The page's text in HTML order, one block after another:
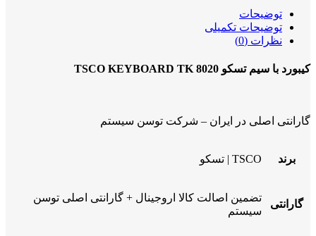
توضیحات
توضیحات تکمیلی
نظرات (0)
کیبورد با سیم تسکو TSCO KEYBOARD TK 8020
گارانتی اصلی در ایران – شرکت توسن سیستم
برند TSCO | تسکو
گارانتی
تضمین اصالت کالا اروجینال + گارانتی اصلی توسن
سیستم